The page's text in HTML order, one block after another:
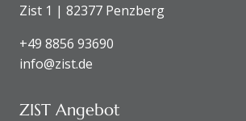
Zist 1 | 82377 Penzberg
+49 8856 93690
info@zist.de
ZIST Angebot